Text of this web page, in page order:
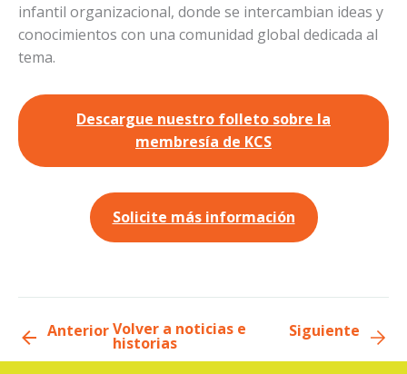
infantil organizacional, donde se intercambian ideas y
conocimientos con una comunidad global dedicada al
tema.
Descargue nuestro folleto sobre la
membresía de KCS
Solicite más información
AnteriorVolver a noticias e
historias
Siguiente